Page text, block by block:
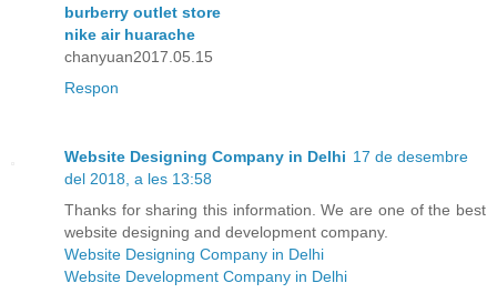
burberry outlet store
nike air huarache
chanyuan2017.05.15
Respon
Website Designing Company in Delhi 17 de desembre
del 2018, a les 13:58
Thanks for sharing this information. We are one of the best
website designing and development company.
Website Designing Company in Delhi
Website Development Company in Delhi